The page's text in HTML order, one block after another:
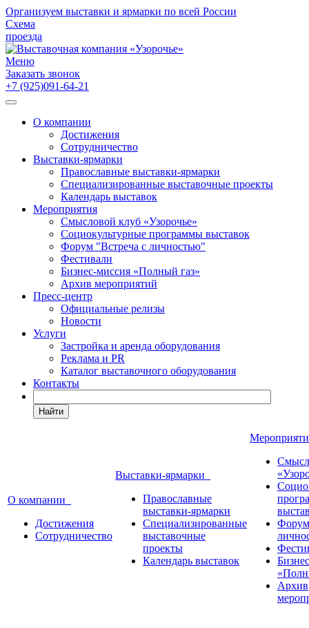
Организуем выставки и ярмарки по всей России
Схема
проезда
Меню
Заказать звонок
+7 (925)091-64-21
О компании
Достижения
Сотрудничество
Выставки-ярмарки
Православные выставки-ярмарки
Специализированные выставочные проекты
Календарь выставок
Мероприятия
Смысловой клуб «Узорочье»
Социокультурные программы выставок
Форум "Встреча с личностью"
Фестивали
Бизнес-миссия «Полный газ»
Архив мероприятий
Пресс-центр
Официальные релизы
Новости
Услуги
Застройка и аренда оборудования
Реклама и PR
Каталог выставочного оборудования
Контакты
Найти
О компании
Достижения
Сотрудничество
Выставки-ярмарки
Православные
выставки-ярмарки
Специализированные
выставочные
проекты
Календарь выставок
Форум
Архив